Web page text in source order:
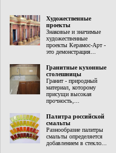
Художественные
проекты
Знаковые и значимые
художественные
проекты Керамос-Арт -
это демонстрация...
Гранитные кухонные
столешницы
Гранит - природный
материал, которому
присущи высокая
прочность,...
Палитра российской
смальты
Разнообразие палитры
смальты определяется
добавлением в стекло...